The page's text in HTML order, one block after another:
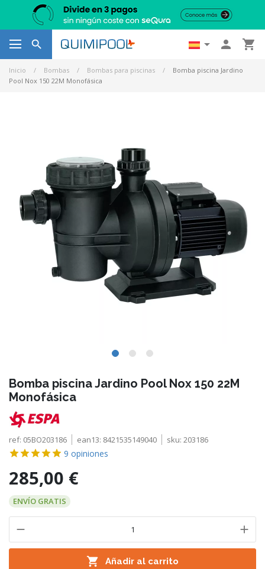
   
Inicio Bombas Bombas para piscinas
Bomba piscina Jardino
Pool Nox 150 22M Monofásica
Bomba piscina Jardino Pool Nox 150 22M
Monofásica
ref: 05BO203186 ean13: 8421535149040 sku: 203186
9 opiniones
285,00 €
ENVÍO GRATIS
 Añadir al carrito